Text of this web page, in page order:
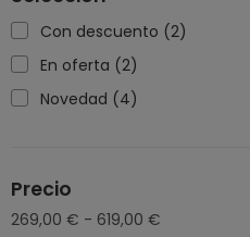
Con descuento (2)
En oferta (2)
Novedad (4)
Precio
269,00 € - 619,00 €